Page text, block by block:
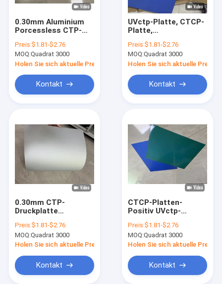
0.30mm Aluminium
Porcessless CTP-
maximaler
Spulenbreite
Preis:$1.81-$2.76
MOQ:Quadrat 3000
Holen Sie sich aktuelle Preis
Kontakt
UVctp-Platte, CTCP-
Platte,
des Offsetdrucks
CTCTP, Platte der
hohen Qualität CTCP
Preis:$1.81-$2.76
MOQ:Quadrat 3000
Holen Sie sich aktuelle Preis
Kontakt
0.30mm CTP-
Druckplatte
Druckplatte mit
verschiedenen
Druckmaschinen
Preis:$1.81-$2.76
MOQ:Quadrat 3000
Holen Sie sich aktuelle Preis
Kontakt
CTCP-Platten-
Positiv UVctp-
Aluminiumgruppen-
Legierung 1050/1060
Preis:$1.81-$2.76
MOQ:Quadrat 3000
Holen Sie sich aktuelle Preis
Kontakt